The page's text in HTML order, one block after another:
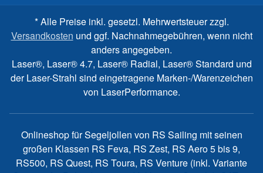
* Alle Preise inkl. gesetzl. Mehrwertsteuer zzgl.
Versandkosten und ggf. Nachnahmegebühren, wenn nicht
anders angegeben.
Laser®, Laser® 4.7, Laser® Radial, Laser® Standard und
der Laser-Strahl sind eingetragene Marken-/Warenzeichen
von LaserPerformance.
Onlineshop für Segeljollen von RS Sailing mit seinen
großen Klassen RS Feva, RS Zest, RS Aero 5 bis 9,
RS500, RS Quest, RS Toura, RS Venture (inkl. Variante